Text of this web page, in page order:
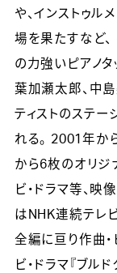
や、インストゥル
場を果たすなど、
の力強いピアノタ
葉加瀬太郎、中
ティストのステー
れる。 2001年か
から6枚のオリジ
ビ・ドラマ等、
はNHK連続テレビ
全編に亘り作曲
ビ・ドラマ『ブル